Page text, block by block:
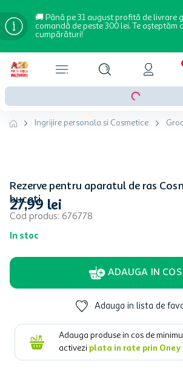
🚚 Până pe 31 august profită de livrare
comandă de peste 300 lei. Te așteptăm
cumpărături!
Ingrijire personala si Cosmetice
Rezerve pentru aparatul de ras
bucati
Cod produs: 676778
In stoc
27,99 lei
ADAUGA IN COS
Adauga in lista de
Adauga produse in cos de
activezi plata in rate prin Oney